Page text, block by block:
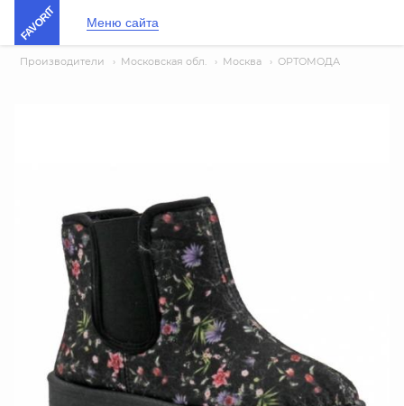
FAVORIT Меню сайта
Производители › Московская обл. › Москва › ОРТОМОДА